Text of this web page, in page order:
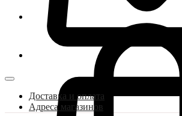
Доставка и оплата
Адреса магазинов